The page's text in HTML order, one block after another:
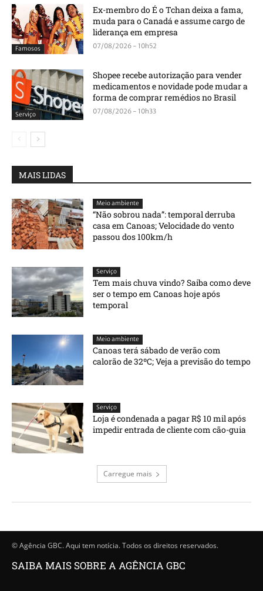
Famosos
Ex-membro do É o Tchan deixa a fama,
muda para o Canadá e assume cargo de
liderança em empresa
07/08/2026 - 10h52
Serviço
Shopee recebe autorização para vender
medicamentos e novidade pode mudar a
forma de comprar remédios no Brasil
07/08/2026 - 10h33
MAIS LIDAS
Meio ambiente
“Não sobrou nada”: temporal derruba
casa em Canoas; Velocidade do vento
passou dos 100km/h
Serviço
Tem mais chuva vindo? Saiba como deve
ser o tempo em Canoas hoje após
temporal
Meio ambiente
Canoas terá sábado de verão com
calorão de 32ºC; Veja a previsão do tempo
Serviço
Loja é condenada a pagar R$ 10 mil após
impedir entrada de cliente com cão-guia
Carregue mais
© Agência GBC. Aqui tem notícia. Todos os direitos reservados.
SAIBA MAIS SOBRE A AGÊNCIA GBC